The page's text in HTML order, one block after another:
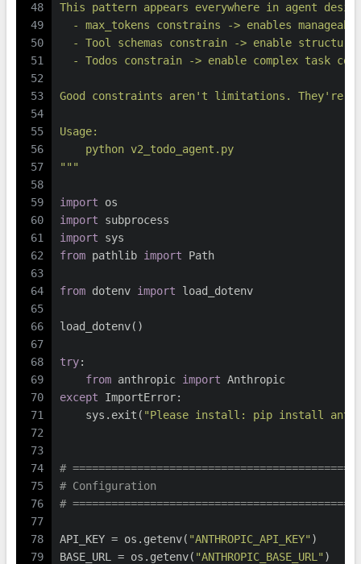
48
49
50
51
52
53
54
55
56
57
58
59
60
61
62
63
64
65
66
67
68
69
70
71
72
73
74
75
76
77
78
79
This pattern appears everywhere in agent
- max_tokens constrains -> enables
- Tool schemas constrain -> enable
- Todos constrain -> enable complex task
Good constraints aren't limitations. They're
Usage:
    python v2_todo_agent.py
"""
import os
import subprocess
import sys
from pathlib import Path
from dotenv import load_dotenv
load_dotenv()
try:
from anthropic import Anthropic
except ImportError:
    sys.exit(
"Please install: pip install
#
# Configuration
#
API_KEY = os.getenv( "ANTHROPIC_API_KEY" )
BASE_URL = os.getenv( "ANTHROPIC_BASE_URL" )